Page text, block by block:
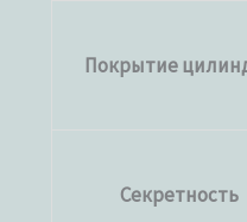
Покрытие
Секретность